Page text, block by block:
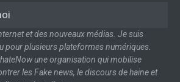
et des nouveaux médias. Je suis
pour plusieurs plateformes numériques.
une organisation qui mobilise
les Fake news, le discours de haine et